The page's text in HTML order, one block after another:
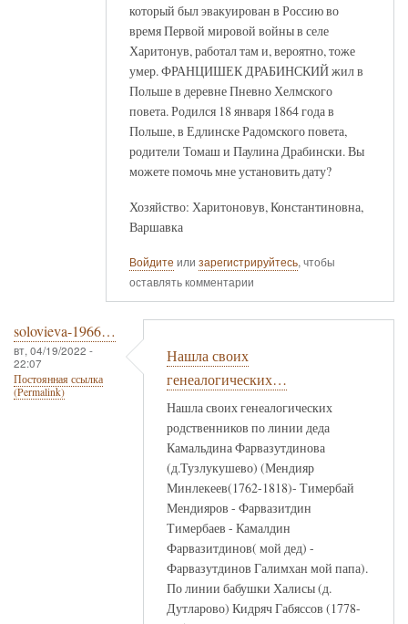
который был эвакуирован в Россию во
время Первой мировой войны в селе
Харитонув, работал там и, вероятно, тоже
умер. ФРАНЦИШЕК ДРАБИНСКИЙ жил в
Польше в деревне Пневно Хелмского
повета. Родился 18 января 1864 года в
Польше, в Едлинске Радомского повета,
родители Томаш и Паулина Драбински. Вы
можете помочь мне установить дату?
Хозяйство: Харитоновув, Константиновна,
Варшавка
Войдите или зарегистрируйтесь, чтобы
оставлять комментарии
solovieva-1966…
вт, 04/19/2022 -
22:07
Постоянная ссылка
(Permalink)
Нашла своих
генеалогических…
Нашла своих генеалогических
родственников по линии деда
Камальдина Фарвазутдинова
(д.Тузлукушево) (Мендияр
Минлекеев(1762-1818)- Тимербай
Мендияров - Фарвазитдин
Тимербаев - Камалдин
Фарвазитдинов( мой дед) -
Фарвазутдинов Галимхан мой папа).
По линии бабушки Халисы (д.
Дутларово) Кидряч Габяссов (1778-